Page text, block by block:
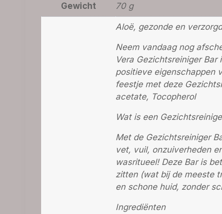
Gewicht 70 g
Aloë, gezonde en
Neem vandaag nog
Vera Gezichtsreiniger
positieve eigenschappen
feestje met deze
acetate, Tocopherol
Wat is een
Met de Gezichtsreiniger
vet, vuil, onzuiverheden
wasritueel! Deze Bar is
zitten (wat bij de meeste
en schone huid, zonder
Ingrediënten